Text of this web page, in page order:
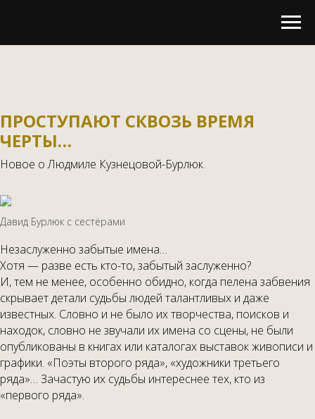
ПРОСТУПАЮТ СКВОЗЬ ВРЕМЯ
ЧЕРТЫ…
Новое о Людмиле Кузнецовой-Бурлюк.
Давид Бурлюк c сестёрами
Незаслуженно забытые имена…
Хотя — разве есть кто-то, забытый заслуженно?
И, тем не менее, особенно обидно, когда пелена забвения
скрывает детали судьбы людей талантливых и даже
известных. Словно и не было их творчества, поисков и
находок, словно не звучали их имена со сцены, не были
опубликованы в книгах или каталогах выставок живописи и
графики. «Поэты второго ряда», «художники третьего
ряда»… Зачастую их судьбы интереснее тех, кто из
«первого ряда».